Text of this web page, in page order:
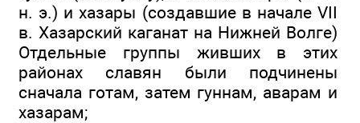
н. э.) и хазары (создавшие в начале VII
в. Хазарский каганат на Нижней Волге)
Отдельные группы живших в этих
районах славян были подчинены
сначала готам, затем гуннам, аварам и
хазарам;